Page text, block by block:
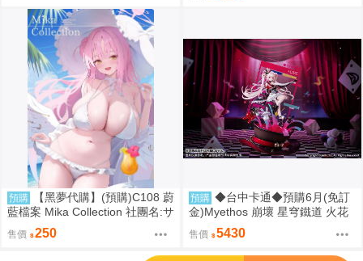
預購
【黑夢代購】(預購)C108 蔚
藍檔案 Mika Collection 社團名:サ
クサクメロンパン 繪師:saki
售價 250
預購 ◆台中卡通◆預購6月(免訂
金)Myethos 崩壞 星穹鐵道 火花
1/7 特典版 1010
售價 5430